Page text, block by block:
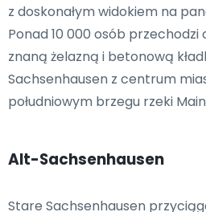
z doskonałym widokiem na
Ponad 10 000 osób
znaną żelazną i betonową
Sachsenhausen z centrum
południowym brzegu rzeki
Alt-Sachsenhausen
Stare Sachsenhausen